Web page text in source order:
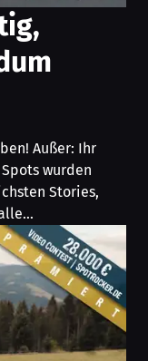
Außer: Ihr
wurden
Stories,